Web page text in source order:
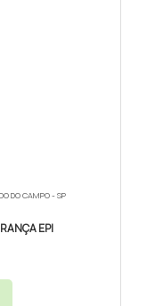
DO CAMPO - SP
EPI